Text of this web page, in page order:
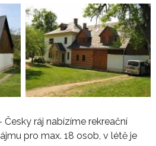
Česky ráj nabízíme rekreační
pro max. 18 osob, v létě je